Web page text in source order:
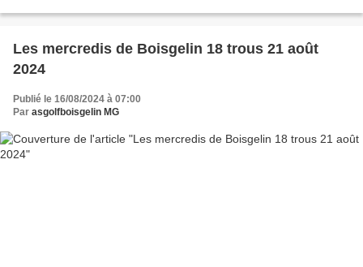
Les mercredis de Boisgelin 18 trous 21 août
2024
Publié le 16/08/2024 à 07:00
Par asgolfboisgelin MG